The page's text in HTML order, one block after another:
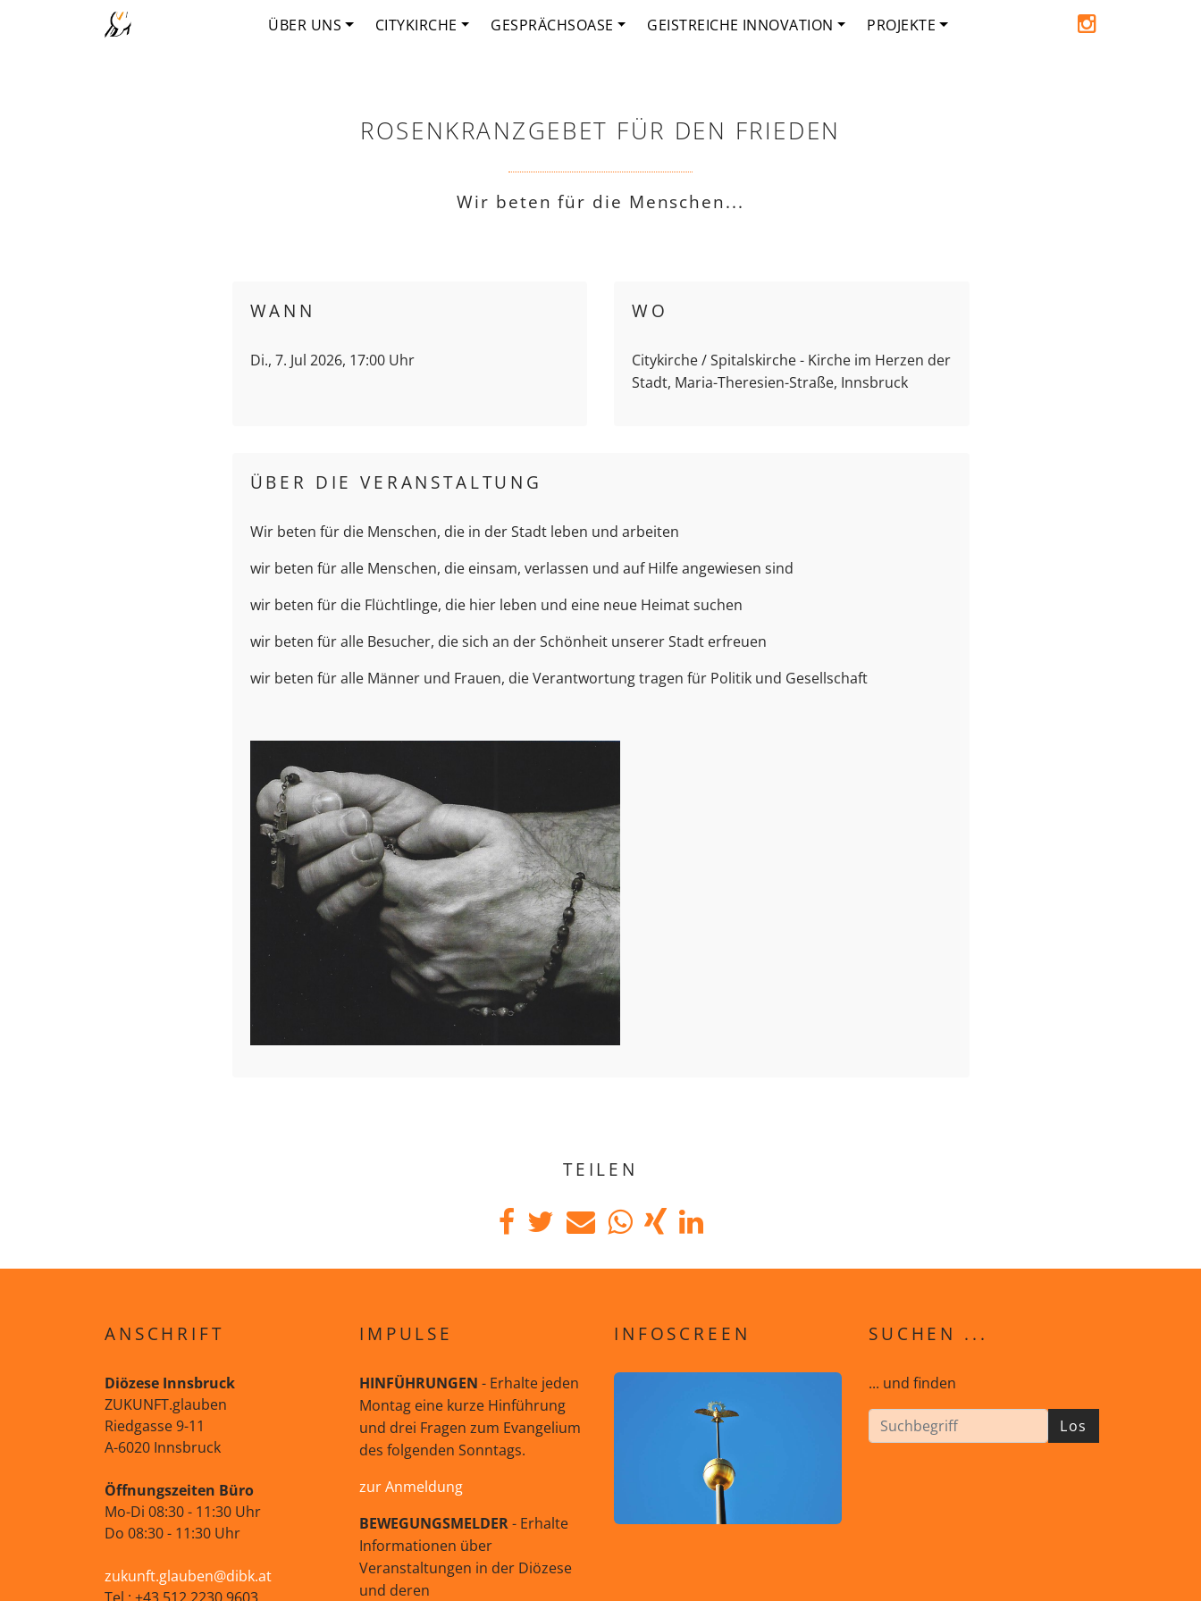
ÜBER UNS CITYKIRCHE GESPRÄCHSOASE GEISTREICHE INNOVATION PROJEKTE
ROSENKRANZGEBET FÜR DEN FRIEDEN
Wir beten für die Menschen...
WANN
Di., 7. Jul 2026, 17:00 Uhr
WO
Citykirche / Spitalskirche - Kirche im Herzen der
Stadt, Maria-Theresien-Straße, Innsbruck
ÜBER DIE VERANSTALTUNG
Wir beten für die Menschen, die in der Stadt leben und arbeiten
wir beten für alle Menschen, die einsam, verlassen und auf Hilfe angewiesen sind
wir beten für die Flüchtlinge, die hier leben und eine neue Heimat suchen
wir beten für alle Besucher, die sich an der Schönheit unserer Stadt erfreuen
wir beten für alle Männer und Frauen, die Verantwortung tragen für Politik und Gesellschaft
TEILEN
ANSCHRIFT
Diözese Innsbruck
ZUKUNFT.glauben
Riedgasse 9-11
A-6020 Innsbruck
Öffnungszeiten Büro
Mo-Di 08:30 - 11:30 Uhr
Do 08:30 - 11:30 Uhr
zukunft.glauben@dibk.at
IMPULSE
HINFÜHRUNGEN - Erhalte jeden
Montag eine kurze Hinführung
und drei Fragen zum Evangelium
des folgenden Sonntags.
zur Anmeldung
BEWEGUNGSMELDER- Erhalte
Informationen über
Veranstaltungen in der Diözese
und deren
INFOSCREEN SUCHEN ...
... und finden
Los